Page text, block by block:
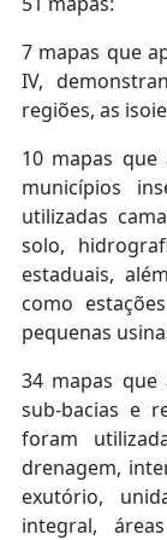
7 mapas que
IV,
regiões, as
10 mapas
municípios
utilizadas
solo,
estaduais,
como
pequenas
34 mapas que
sub-bacias e
foram
drenagem,
exutório,
integral, áreas